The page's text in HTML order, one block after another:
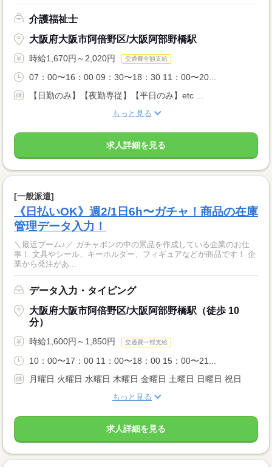
介護福祉士
大阪府大阪市阿倍野区/大阪阿部野橋駅
時給1,670円～2,020円 交通費全額支給
07：00〜16：00 09：30〜18：30 11：00〜20...
【日勤のみ】【夜勤専従】【平日のみ】etc ...
もっと見る
求人詳細を見る
[一般派遣]
《日払いOK》週2/1日6h〜ガチャ！商品の在庫
管理データ入力！
＼最近ブーム♪／ ガチャポンの中の景品を作成している企業のお仕
事！ 文具やシール、キーホルダー、フィギュアなどが商品です！ 企
業から発注があ...
データ入力・タイピング
大阪府大阪市阿倍野区/大阪阿部野橋駅（徒歩 10
分）
時給1,600円～1,850円 交通費一部支給
10：00〜17：00 11：00〜18：00 15：00〜21...
月曜日 火曜日 水曜日 木曜日 金曜日 土曜日 日曜日 祝日
もっと見る
求人詳細を見る